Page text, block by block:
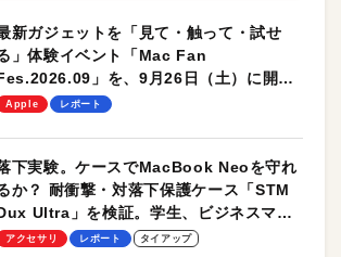
新ガジェットを「見て・触って・試せ
」体験イベント「Mac Fan
」を、9月26日（土）に開催
ます！
Apple レポート
下実験。ケースでMacBook Neoを守れ
か？ 耐衝撃・対落下保護ケース「STM
Ultra」を検証。学生、ビジネスマン
モバイルユースに最適！
アクセサリ レポート タイアップ